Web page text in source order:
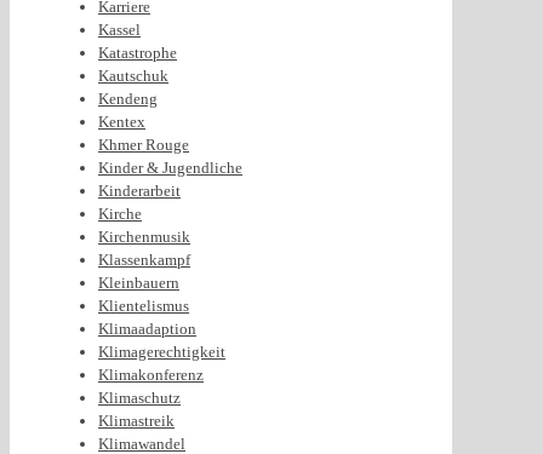
Karriere
Kassel
Katastrophe
Kautschuk
Kendeng
Kentex
Khmer Rouge
Kinder & Jugendliche
Kinderarbeit
Kirche
Kirchenmusik
Klassenkampf
Kleinbauern
Klientelismus
Klimaadaption
Klimagerechtigkeit
Klimakonferenz
Klimaschutz
Klimastreik
Klimawandel